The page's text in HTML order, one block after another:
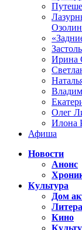
Ирина
Олег
Илона
Афиша
Новости
Анонс
Культура
Дом
Кино